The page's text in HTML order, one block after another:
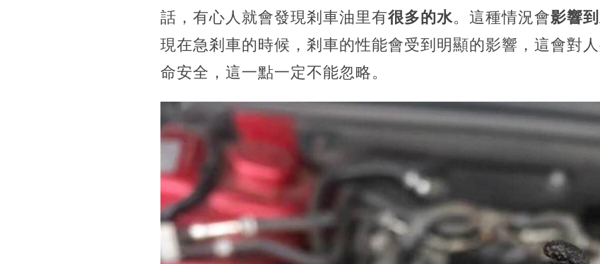
話，有心人就會發現剎車油里有很多的水。這種情況會影響
現在急剎車的時候，剎車的性能會受到明顯的影響，這會對
命安全，這一點一定不能忽略。